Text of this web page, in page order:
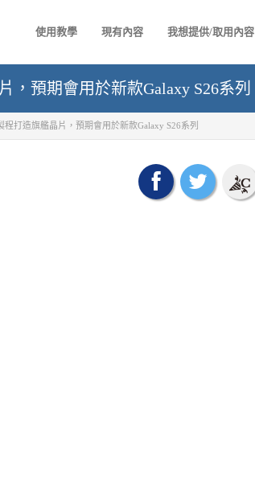
使用教學 現有內容 我想提供/取用內容
，預期會用於新款Galaxy S26系列
打造旗艦晶片，預期會用於新款Galaxy S26系列